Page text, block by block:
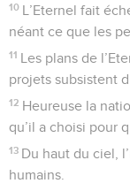
10 L’Eternel fait
néant ce que les
11 Les plans de
projets subsistent
12 Heureuse la
qu’il a choisi pour
13 Du haut du ciel,
humains.